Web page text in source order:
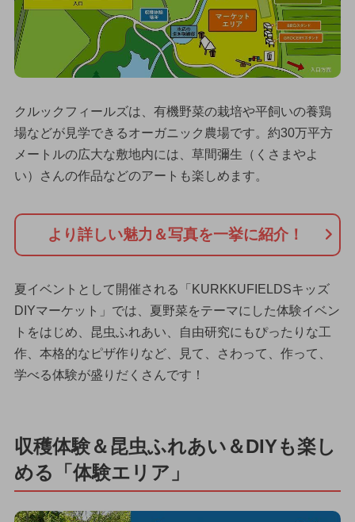
クルックフィールズは、有機野菜の栽培や平飼いの養鶏
場などが見学できるオーガニック農場です。約30万平方
メートルの広大な敷地内には、草間彌生（くさまやよ
い）さんの作品などのアートも楽しめます。
より詳しい魅力＆写真を一挙に紹介！
夏イベントとして開催される「KURKKUFIELDSキッズ
DIYマーケット」では、夏野菜をテーマにした体験イベン
トをはじめ、昆虫ふれあい、自由研究にもぴったりな工
作、本格的なピザ作りなど、見て、さわって、作って、
学べる体験が盛りだくさんです！
収穫体験＆昆虫ふれあい＆DIYも楽し
める「体験エリア」